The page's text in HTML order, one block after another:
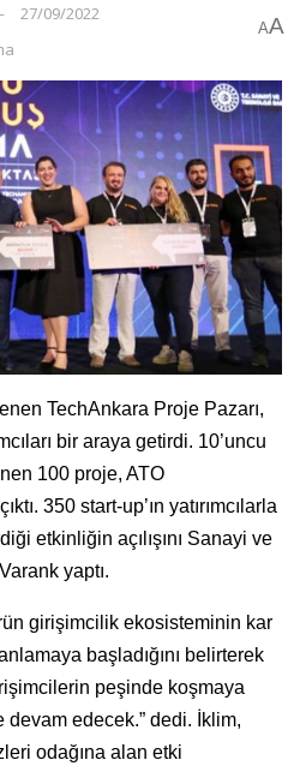
27/09/2022
AA
TechAnkara Proje Pazarı,
bir araya getirdi. 10’uncu
100 proje, ATO
350 start-up’ın yatırımcılarla
etkinliğin açılışını Sanayi ve
yaptı.
girişimcilik ekosisteminin kar
başladığını belirterek
peşinde koşmaya
devam edecek.” dedi. İklim,
odağına alan etki